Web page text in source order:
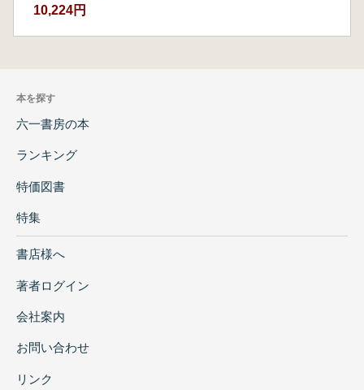
10,224円
本を探す
六一書房の本
ランキング
特価図書
特集
書店様へ
著者ログイン
会社案内
お問い合わせ
リンク